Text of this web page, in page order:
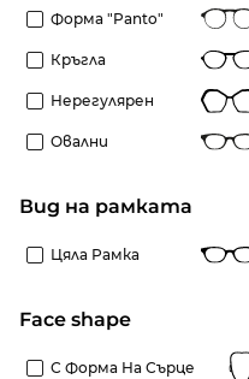
Форма "panto"
Кръгла
Нерегулярен
Овални
Вид на рамката
Цяла Рамка
Face shape
С Форма На Сърце